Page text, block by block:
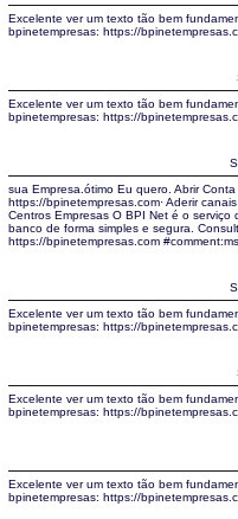
Excelente ver um texto tão bem
bpinetempresas: https://
Excelente ver um texto tão bem
bpinetempresas: https://
sua Empresa.ótimo Eu quero. Abrir
https://bpinetempresas.com· Aderir
Centros Empresas O BPI Net é o
banco de forma simples e segura.
https://bpinetempresas.com
Excelente ver um texto tão bem
bpinetempresas: https://
Excelente ver um texto tão bem
bpinetempresas: https://
Excelente ver um texto tão bem
bpinetempresas: https://